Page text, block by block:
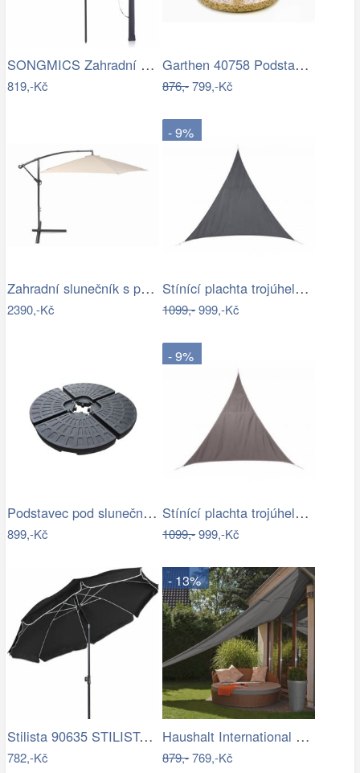
SONGMICS Zahradní slunečník Royal…
819,-Kč
Garthen 40758 Podstavec na slunečník…
876,-799,-Kč
Zahradní slunečník s podstavcem ø 300…
2390,-Kč
- 9%
Stínící plachta trojúhelník 3*3*3 m šedá
1099,-999,-Kč
Podstavec pod slunečník Houseland Barx…
899,-Kč
- 9%
Stínící plachta trojúhelník 3*3*3 m…
1099,-999,-Kč
Stilista 90635 STILISTA Zahradní…
782,-Kč
- 13%
Haushalt International Stínící…
879,-769,-Kč